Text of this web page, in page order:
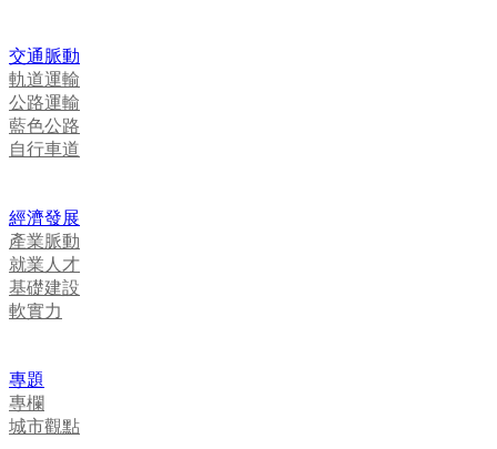
交通脈動
軌道運輸
公路運輸
藍色公路
自行車道
經濟發展
產業脈動
就業人才
基礎建設
軟實力
專題
專欄
城市觀點